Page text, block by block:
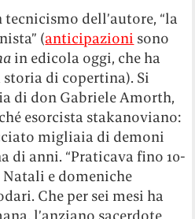
tecnicismo dell’autore, “la
(anticipazioni sono
in edicola oggi, che ha
di copertina). Si
di don Gabriele Amorth,
esorcista stakanoviano:
migliaia di demoni
di anni. “Praticava fino 10-
Natali e domeniche
Che per sei mesi ha